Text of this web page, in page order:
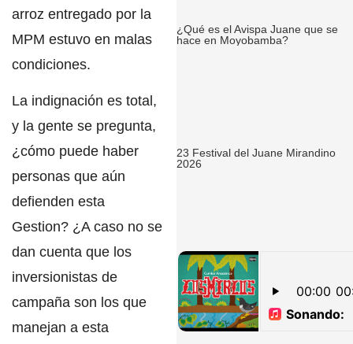
arroz entregado por la
MPM estuvo en malas
condiciones.
La indignación es total,
y la gente se pregunta,
¿cómo puede haber
personas que aún
defienden esta
Gestion? ¿A caso no se
dan cuenta que los
inversionistas de
campaña son los que
manejan a esta
¿Qué es el Avispa Juane que se
hace en Moyobamba?
23 Festival del Juane Mirandino
2026